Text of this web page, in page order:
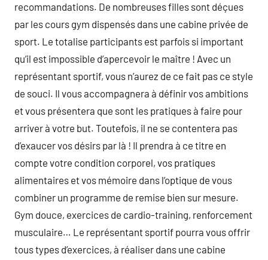
recommandations. De nombreuses filles sont déçues
par les cours gym dispensés dans une cabine privée de
sport. Le totalise participants est parfois si important
qu’il est impossible d’apercevoir le maître ! Avec un
représentant sportif, vous n’aurez de ce fait pas ce style
de souci. Il vous accompagnera à définir vos ambitions
et vous présentera que sont les pratiques à faire pour
arriver à votre but. Toutefois, il ne se contentera pas
d’exaucer vos désirs par là ! Il prendra à ce titre en
compte votre condition corporel, vos pratiques
alimentaires et vos mémoire dans l’optique de vous
combiner un programme de remise bien sur mesure.
Gym douce, exercices de cardio-training, renforcement
musculaire… Le représentant sportif pourra vous offrir
tous types d’exercices, à réaliser dans une cabine